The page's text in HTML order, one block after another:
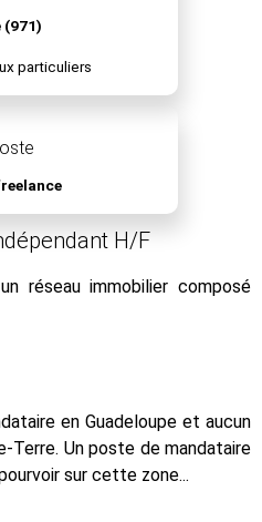
(971)
particuliers
H/F
réseau immobilier composé
en Guadeloupe et aucun
Terre. Un poste de mandataire
sur cette zone...